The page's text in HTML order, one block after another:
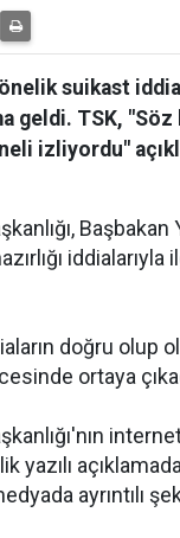
suikast
geldi. TSK,
izliyordu"
Başbakan
iddialarıyla
doğru olup
ortaya
yazılı
ayrıntılı